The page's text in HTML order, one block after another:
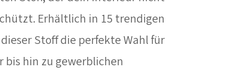
Erhältlich in 15 trendigen
Stoff die perfekte Wahl für
bis hin zu gewerblichen